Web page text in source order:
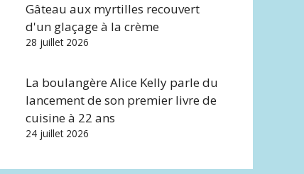
Gâteau aux myrtilles recouvert
d'un glaçage à la crème
28 juillet 2026
La boulangère Alice Kelly parle du
lancement de son premier livre de
cuisine à 22 ans
24 juillet 2026